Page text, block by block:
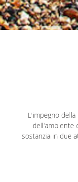
L'impegno della
dell'ambiente
sostanzia in due